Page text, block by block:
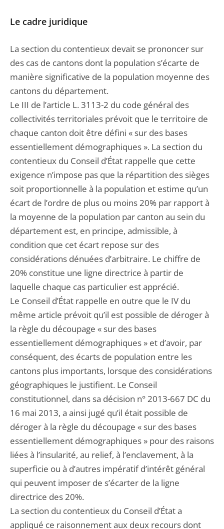
Le cadre juridique
La section du contentieux devait se prononcer sur
des cas de cantons dont la population s’écarte de
manière significative de la population moyenne des
cantons du département.
Le III de l’article L. 3113-2 du code général des
collectivités territoriales prévoit que le territoire de
chaque canton doit être défini « sur des bases
essentiellement démographiques ». La section du
contentieux du Conseil d’État rappelle que cette
exigence n’impose pas que la répartition des sièges
soit proportionnelle à la population et estime qu’un
écart de l’ordre de plus ou moins 20% par rapport à
la moyenne de la population par canton au sein du
département est, en principe, admissible, à
condition que cet écart repose sur des
considérations dénuées d’arbitraire. Le chiffre de
20% constitue une ligne directrice à partir de
laquelle chaque cas particulier est apprécié.
Le Conseil d’État rappelle en outre que le IV du
même article prévoit qu’il est possible de déroger à
la règle du découpage « sur des bases
essentiellement démographiques » et d’avoir, par
conséquent, des écarts de population entre les
cantons plus importants, lorsque des considérations
géographiques le justifient. Le Conseil
constitutionnel, dans sa décision n° 2013-667 DC du
16 mai 2013, a ainsi jugé qu’il était possible de
déroger à la règle du découpage « sur des bases
essentiellement démographiques » pour des raisons
liées à l’insularité, au relief, à l’enclavement, à la
superficie ou à d’autres impératif d’intérêt général
qui peuvent imposer de s’écarter de la ligne
directrice des 20%.
La section du contentieux du Conseil d’État a
appliqué ce raisonnement aux deux recours dont